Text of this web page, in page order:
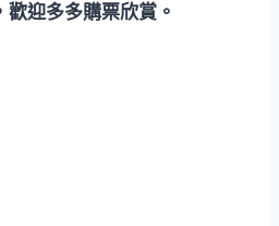
迎多多購票欣賞。